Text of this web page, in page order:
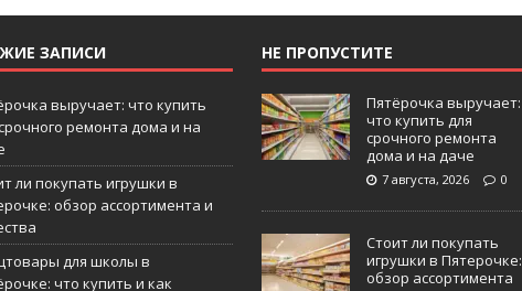
ЗАПИСИ
выручает: что купить
ремонта дома и на
ли покупать игрушки в
обзор ассортимента и
для школы в
что купить и как
НЕ ПРОПУСТИТЕ
Пятёрочка выручает:
что купить для
срочного ремонта
дома и на даче
7 августа, 2026 0
Стоит ли покупать
игрушки в Пятерочке:
обзор ассортимента